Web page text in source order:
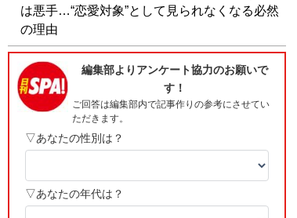
は悪手…“恋愛対象”として見られなくなる必然
の理由